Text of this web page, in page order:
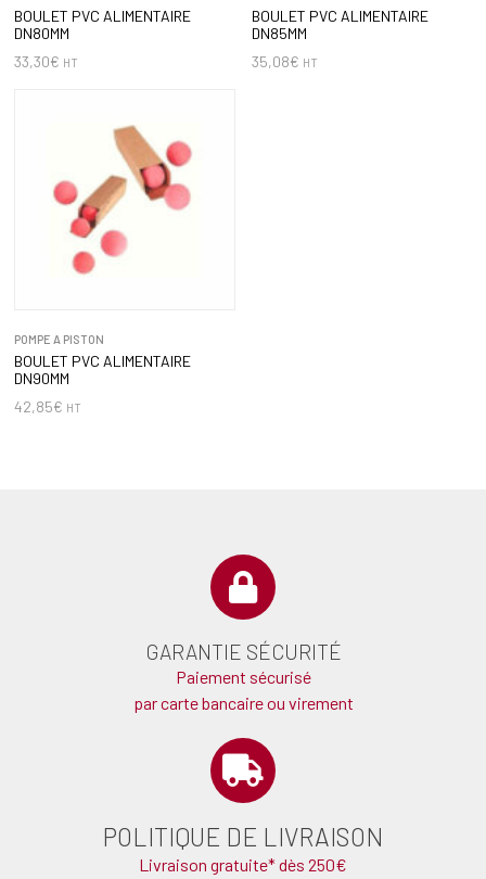
BOULET PVC ALIMENTAIRE
DN80MM
33,30€ HT
BOULET PVC ALIMENTAIRE
DN85MM
35,08€ HT
POMPE A PISTON
BOULET PVC ALIMENTAIRE
DN90MM
42,85€ HT
GARANTIE SÉCURITÉ
Paiement sécurisé
par carte bancaire ou virement
POLITIQUE DE LIVRAISON
Livraison gratuite* dès 250€